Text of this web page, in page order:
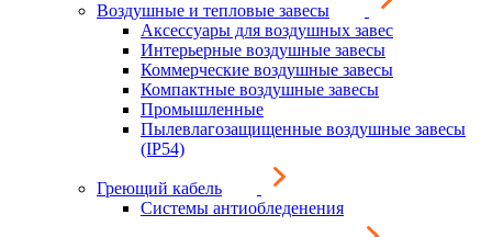
Воздушные и тепловые завесы
Аксессуары для воздушных завес
Интерьерные воздушные завесы
Коммерческие воздушные завесы
Компактные воздушные завесы
Промышленные
Пылевлагозащищенные воздушные завесы
(IP54)
Греющий кабель
Системы антиобледенения